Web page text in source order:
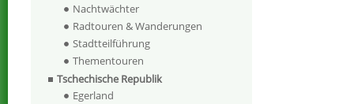
Nachtwächter
Radtouren & Wanderungen
Stadtteilführung
Thementouren
Tschechische Republik
Egerland